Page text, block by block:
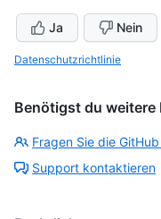
Ja Nein
Datenschutzrichtlinie
Benötigst du weitere
Fragen Sie die
Support kontaktieren